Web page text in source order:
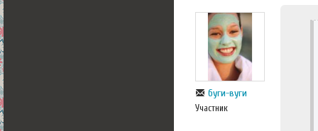
буги-вуги
Участник